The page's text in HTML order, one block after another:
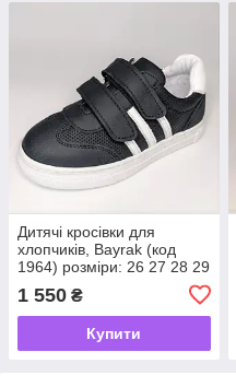
Дитячі кросівки для
хлопчиків, Bayrak (код
1964) розміри: 26 27 28 29
1 550 ₴
Купити